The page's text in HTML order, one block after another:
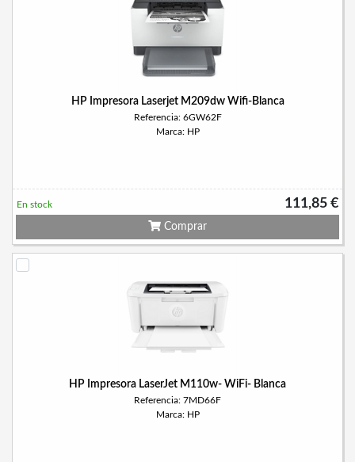
HP Impresora Laserjet M209dw Wifi-Blanca
Referencia: 6GW62F
Marca: HP
111,85 €
En stock
Comprar
HP Impresora LaserJet M110w- WiFi- Blanca
Referencia: 7MD66F
Marca: HP